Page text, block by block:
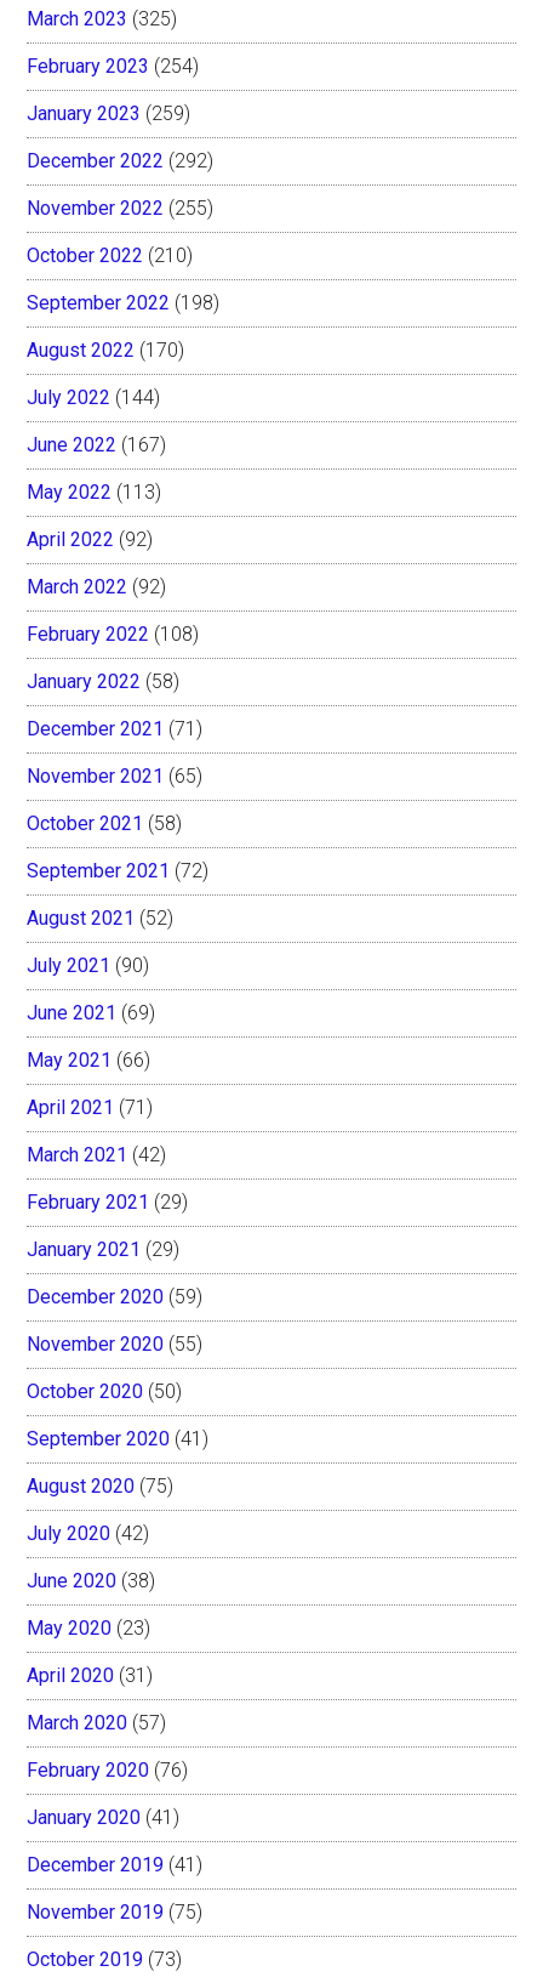
March 2023 (325)
February 2023 (254)
January 2023 (259)
December 2022 (292)
November 2022 (255)
October 2022 (210)
September 2022 (198)
August 2022 (170)
July 2022 (144)
June 2022 (167)
May 2022 (113)
April 2022 (92)
March 2022 (92)
February 2022 (108)
January 2022 (58)
December 2021 (71)
November 2021 (65)
October 2021 (58)
September 2021 (72)
August 2021 (52)
July 2021 (90)
June 2021 (69)
May 2021 (66)
April 2021 (71)
March 2021 (42)
February 2021 (29)
January 2021 (29)
December 2020 (59)
November 2020 (55)
October 2020 (50)
September 2020 (41)
August 2020 (75)
July 2020 (42)
June 2020 (38)
May 2020 (23)
April 2020 (31)
March 2020 (57)
February 2020 (76)
January 2020 (41)
December 2019 (41)
November 2019 (75)
October 2019 (73)